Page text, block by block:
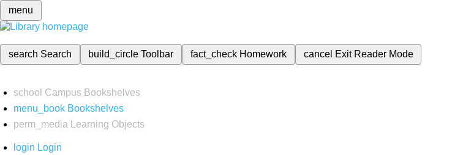
menu
search Search build_circleToolbar fact_check Homework cancel Exit Reader Mode
school Campus Bookshelves
menu_book Bookshelves
perm_media
Learning Objects
login Login